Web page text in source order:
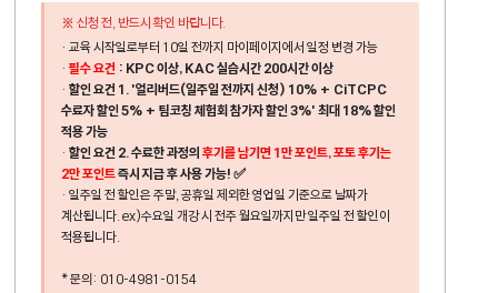
신청 전, 반드시 확인 바랍니다.
· 교육 시작일로부터 10일 전까지 마이페이지에서 일정 변경 가능
· 필수 요건 : KPC 이상, KAC 실습시간 200시간 이상
· 할인 요건 1. '얼리버드(일주일 전까지 신청) 10% + CiTCPC
수료자 할인 5% + 팀코칭 체험회 참가자 할인 3%' 최대 18% 할인
적용 가능
· 할인 요건 2. 수료한 과정의 후기를 남기면 1만 포인트, 포토 후기는
2만 포인트즉시 지급 후 사용 가능! ✅
· 일주일 전 할인은 주말, 공휴일 제외한 영업일 기준으로 날짜가
계산됩니다. ex)수요일 개강 시 전주 월요일까지만 일주일 전 할인이
적용됩니다.
* 문의: 010-4981-0154